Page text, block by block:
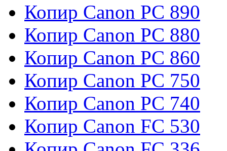
Копир Canon PC 890
Копир Canon PC 880
Копир Canon PC 860
Копир Canon PC 750
Копир Canon PC 740
Копир Canon FC 530